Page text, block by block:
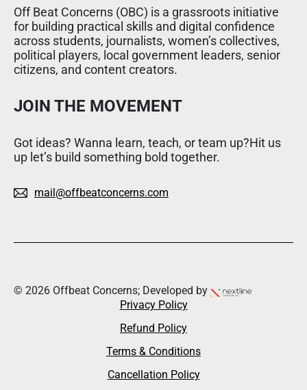
Off Beat Concerns (OBC) is a grassroots initiative
for building practical skills and digital confidence
across students, journalists, women’s collectives,
political players, local government leaders, senior
citizens, and content creators.
JOIN THE MOVEMENT
Got ideas? Wanna learn, teach, or team up?Hit us
up let’s build something bold together.
mail@offbeatconcerns.com
© 2026 Offbeat Concerns; Developed by
Privacy Policy
Refund Policy
Terms & Conditions
Cancellation Policy